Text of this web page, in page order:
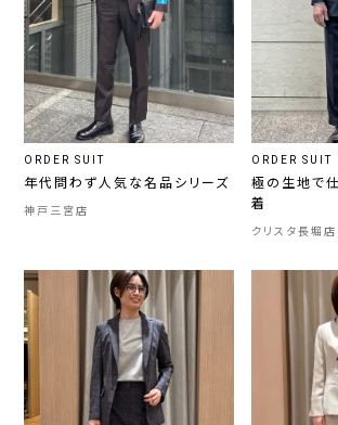
ORDER SUIT
年代問わず人気な名品シリーズ
神戸三宮店
ORDER SUIT
極の生地で
着
クリスタ長堀店